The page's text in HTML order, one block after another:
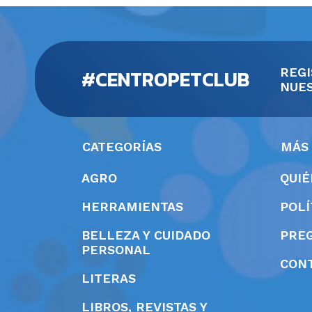
#CENTROPETCLUB
CATEGORÍAS
AGRO
HERRAMIENTAS
BELLEZA Y CUIDADO
PERSONAL
LITERAS
LIBROS, REVISTAS Y